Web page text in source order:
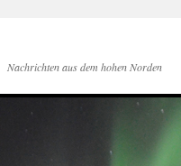
Nachrichten aus dem hohen Norden